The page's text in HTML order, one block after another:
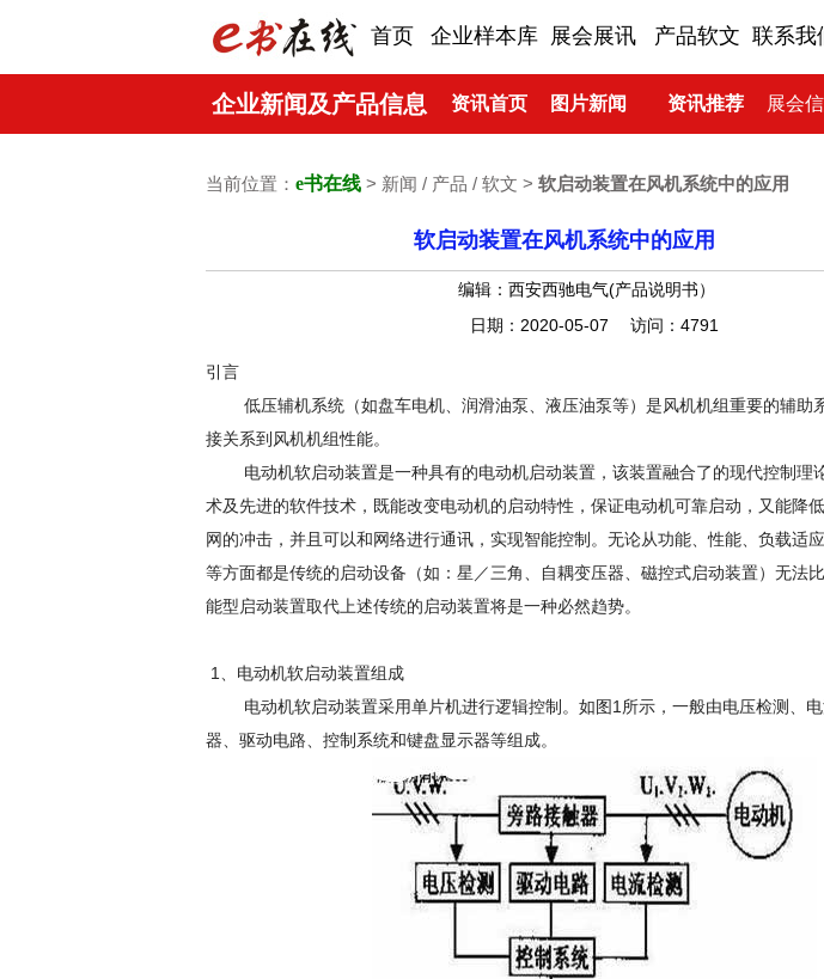
首页 企业样本库 展会展讯 产品软文 联系我
企业新闻及产品信息 资讯首页 图片新闻 资讯推荐 展会
当前位置： e书在线 > 新闻 / 产品 / 软文 > 软启动装置在风机系统中的应用
软启动装置在风机系统中的应用
编辑：西安西驰电气(产品说明书）
日期：2020-05-07 访问：4791
引言
低压辅机系统（如盘车电机、润滑油泵、液压油泵等）是风机机组重要的辅助
接关系到风机机组性能。
电动机软启动装置是一种具有的电动机启动装置，该装置融合了的现代控制理
术及先进的软件技术，既能改变电动机的启动特性，保证电动机可靠启动，又能降
网的冲击，并且可以和网络进行通讯，实现智能控制。无论从功能、性能、负载适
等方面都是传统的启动设备（如：星／三角、自耦变压器、磁控式启动装置）无法
能型启动装置取代上述传统的启动装置将是一种必然趋势。
1、电动机软启动装置组成
电动机软启动装置采用单片机进行逻辑控制。如图1所示，一般由电压检测、电
器、驱动电路、控制系统和键盘显示器等组成。